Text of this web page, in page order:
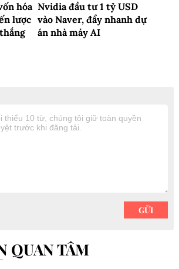
hóa
lược
Nvidia đầu tư 1 tỷ USD
vào Naver, đẩy nhanh dự
án nhà máy AI
QUAN TÂM